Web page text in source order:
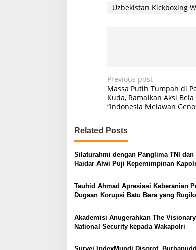
u
Uzbekistan Kickboxing
P
o
s
t
n
a
v
i
g
t
Previous post
Massa Putih Tumpah di
Kuda, Ramaikan Aksi
“Indonesia Melawan
Related Posts
Silaturahmi dengan Panglima TNI dan
Haidar Alwi Puji Kepemimpinan
Tauhid Ahmad Apresiasi Keberanian
Dugaan Korupsi Batu Bara yang
Akademisi Anugerahkan The
National Security kepada Wakapolri